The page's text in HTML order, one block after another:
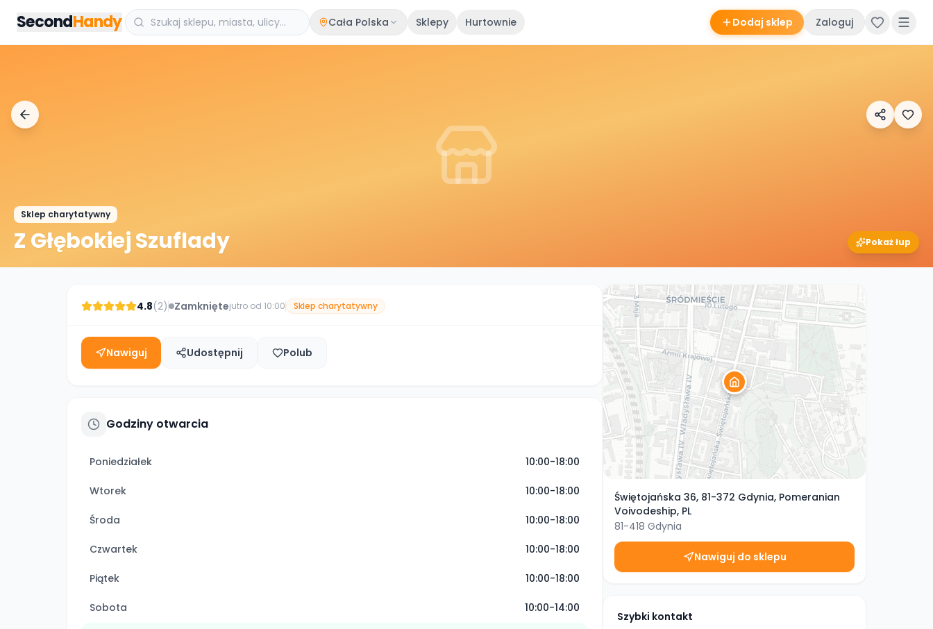
SecondHandy Cała Polska Sklepy Hurtownie Dodaj sklep Zaloguj
Sklep charytatywny
Z Głębokiej Szuflady Pokaż łup
4.8(2) Zamkniętejutro od 10:00 Sklep charytatywny
Nawiguj Udostępnij Polub
Godziny otwarcia
Poniedziałek 10:00-18:00
Wtorek 10:00-18:00
Środa 10:00-18:00
Czwartek 10:00-18:00
Piątek 10:00-18:00
Sobota 10:00-14:00
Świętojańska 36, 81-372 Gdynia, Pomeranian
Voivodeship, PL
81-418 Gdynia
Nawiguj do sklepu
Szybki kontakt